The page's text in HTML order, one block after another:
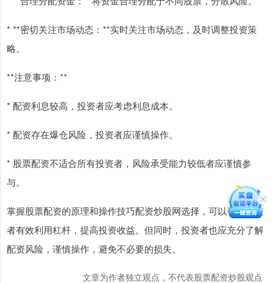
* **密切关注市场动态：**实时关注市场动态，及时调整投资策
略。
**注意事项：**
* 配资利息较高，投资者应考虑利息成本。
* 配资存在爆仓风险，投资者应谨慎操作。
* 股票配资不适合所有投资者，风险承受能力较低者应谨慎参
与。
掌握股票配资的原理和操作技巧配资炒股网选择，可以帮助投资
者有效利用杠杆，提高投资收益。但同时，投资者也应充分了解
配资风险，谨慎操作，避免不必要的损失。
文章为作者独立观点，不代表股票配资炒股观点